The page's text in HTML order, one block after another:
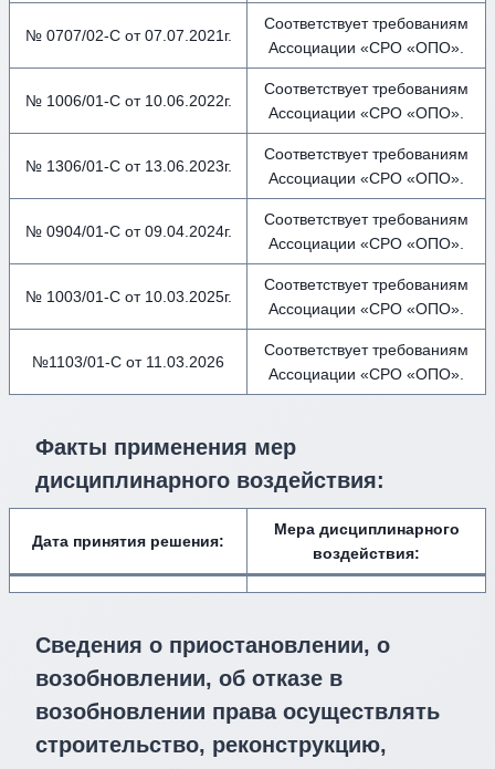
№ 0707/02-С от 07.07.2021г.
Соответствует требованиям
Ассоциации «СРО «ОПО».
№ 1006/01-С от 10.06.2022г.
Соответствует требованиям
Ассоциации «СРО «ОПО».
№ 1306/01-С от 13.06.2023г.
Соответствует требованиям
Ассоциации «СРО «ОПО».
№ 0904/01-С от 09.04.2024г.
Соответствует требованиям
Ассоциации «СРО «ОПО».
№ 1003/01-С от 10.03.2025г.
Соответствует требованиям
Ассоциации «СРО «ОПО».
№1103/01-С от 11.03.2026
Соответствует требованиям
Ассоциации «СРО «ОПО».
Факты применения мер
дисциплинарного воздействия:
Дата принятия решения:
Мера дисциплинарного
воздействия:
Сведения о приостановлении, о
возобновлении, об отказе в
возобновлении права осуществлять
строительство, реконструкцию,